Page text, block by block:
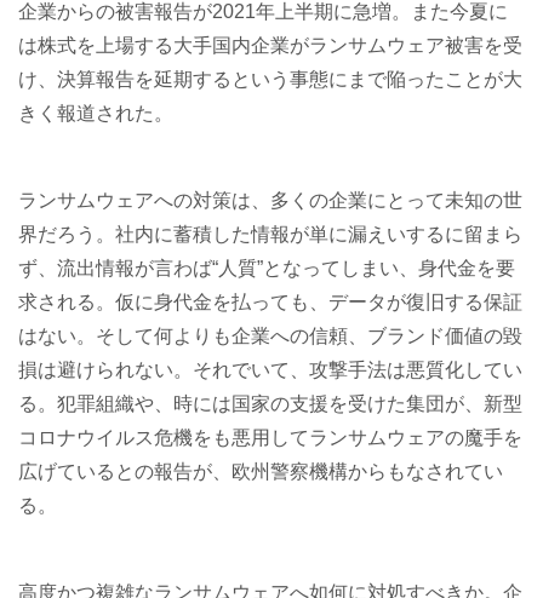
企業からの被害報告が2021年上半期に急増。また今夏に
は株式を上場する大手国内企業がランサムウェア被害を受
け、決算報告を延期するという事態にまで陥ったことが大
きく報道された。
ランサムウェアへの対策は、多くの企業にとって未知の世
界だろう。社内に蓄積した情報が単に漏えいするに留まら
ず、流出情報が言わば“人質”となってしまい、身代金を要
求される。仮に身代金を払っても、データが復旧する保証
はない。そして何よりも企業への信頼、ブランド価値の毀
損は避けられない。それでいて、攻撃手法は悪質化してい
る。犯罪組織や、時には国家の支援を受けた集団が、新型
コロナウイルス危機をも悪用してランサムウェアの魔手を
広げているとの報告が、欧州警察機構からもなされてい
る。
高度かつ複雑なランサムウェアへ如何に対処すべきか。企